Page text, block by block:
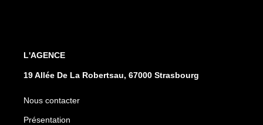
L'AGENCE
19 Allée De La Robertsau, 67000 Strasbourg
Nous contacter
Présentation